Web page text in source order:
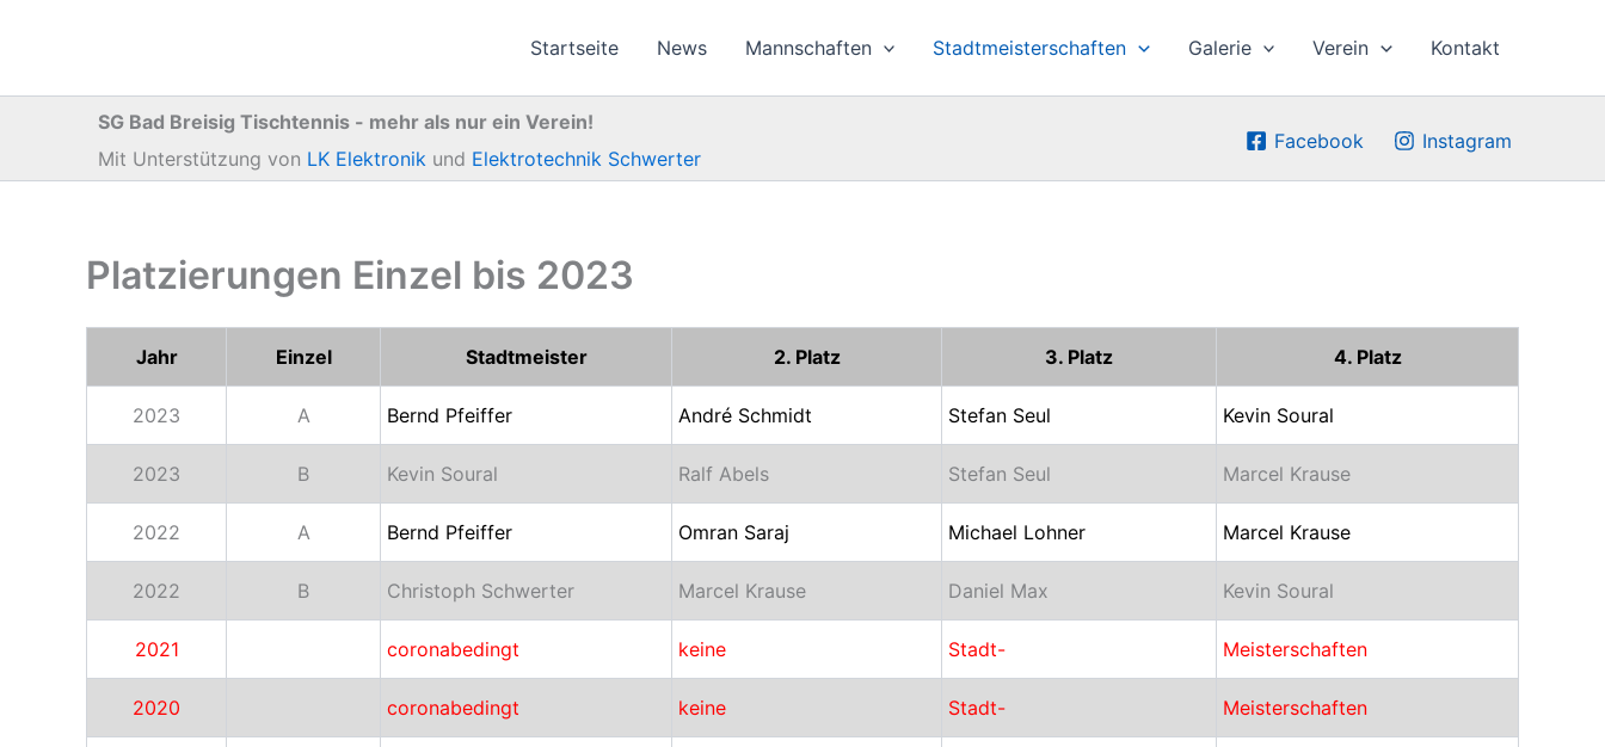
Startseite News Mannschaften Stadtmeisterschaften Galerie Verein Kontakt
SG Bad Breisig Tischtennis - mehr als nur ein Verein!
Mit Unterstützung von LK Elektronik und Elektrotechnik Schwerter
Facebook Instagram
Platzierungen Einzel bis 2023
Jahr Einzel Stadtmeister 2. Platz 3. Platz 4. Platz
2023 A Bernd Pfeiffer André Schmidt Stefan Seul Kevin Soural
2023 B Kevin Soural Ralf Abels Stefan Seul Marcel Krause
2022 A Bernd Pfeiffer Omran Saraj Michael Lohner Marcel Krause
2022 B Christoph Schwerter Marcel Krause Daniel Max Kevin Soural
2021 coronabedingt keine Stadt- Meisterschaften
2020 coronabedingt keine Stadt- Meisterschaften